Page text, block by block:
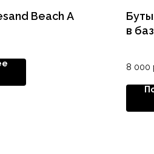
Beach A
в
8 000